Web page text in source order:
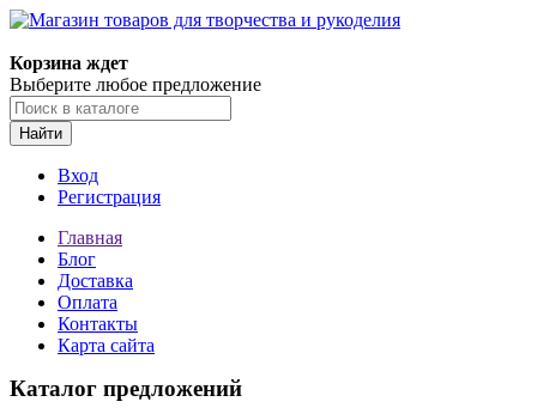
Корзина ждет
Выберите любое предложение
Найти
Вход
Регистрация
Главная
Блог
Доставка
Оплата
Контакты
Карта сайта
Каталог предложений